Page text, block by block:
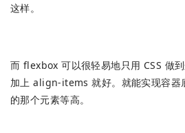
这样。
而 flexbox 可以很轻易地只用 CSS 做
加上 align-items 就好。就能实现容器
的那个元素等高。